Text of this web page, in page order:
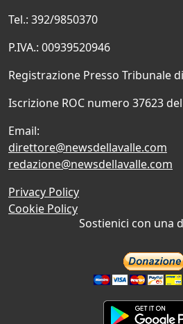
Tel.: 392/9850370
P.IVA.: 00939520946
Registrazione Presso Tribunale
Iscrizione ROC numero 37623
Email:
direttore@newsdellavalle.com
redazione@newsdellavalle.com
Privacy Policy
Cookie Policy
Sostienici con una